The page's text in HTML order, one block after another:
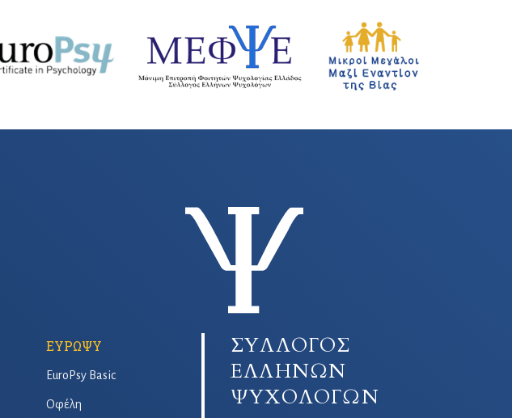
ΣΥΛΛΟΓΟΣ
ΕΛΛΗΝΩΝ
ΨΥΧΟΛΟΓΩΝ
ΕΥΡΩΨΥ
EuroPsy Basic
Οφέλη